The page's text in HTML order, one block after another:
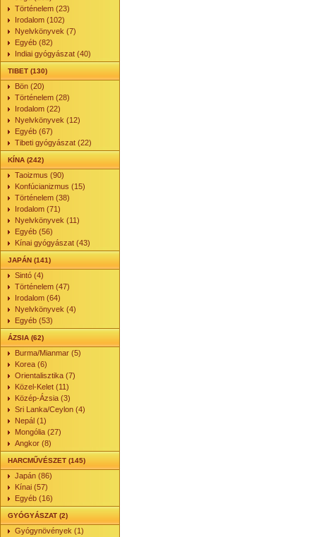
Történelem (23)
Irodalom (102)
Nyelvkönyvek (7)
Egyéb (82)
Indiai gyógyászat (40)
TIBET (130)
Bön (20)
Történelem (28)
Irodalom (22)
Nyelvkönyvek (12)
Egyéb (67)
Tibeti gyógyászat (22)
KÍNA (242)
Taoizmus (90)
Konfúcianizmus (15)
Történelem (38)
Irodalom (71)
Nyelvkönyvek (11)
Egyéb (56)
Kínai gyógyászat (43)
JAPÁN (141)
Sintó (4)
Történelem (47)
Irodalom (64)
Nyelvkönyvek (4)
Egyéb (53)
ÁZSIA (62)
Burma/Mianmar (5)
Korea (6)
Orientalisztika (7)
Közel-Kelet (11)
Közép-Ázsia (3)
Sri Lanka/Ceylon (4)
Nepál (1)
Mongólia (27)
Angkor (8)
HARCMŰVÉSZET (145)
Japán (86)
Kínai (57)
Egyéb (16)
GYÓGYÁSZAT (2)
Gyógynövények (1)